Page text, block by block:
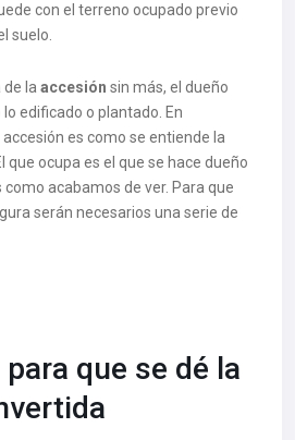
con el terreno ocupado previo
suelo.
la accesión sin más, el dueño
edificado o plantado. En
es como se entiende la
El que ocupa es el que se hace dueño
como acabamos de ver. Para que
serán necesarios una serie de
que se dé la